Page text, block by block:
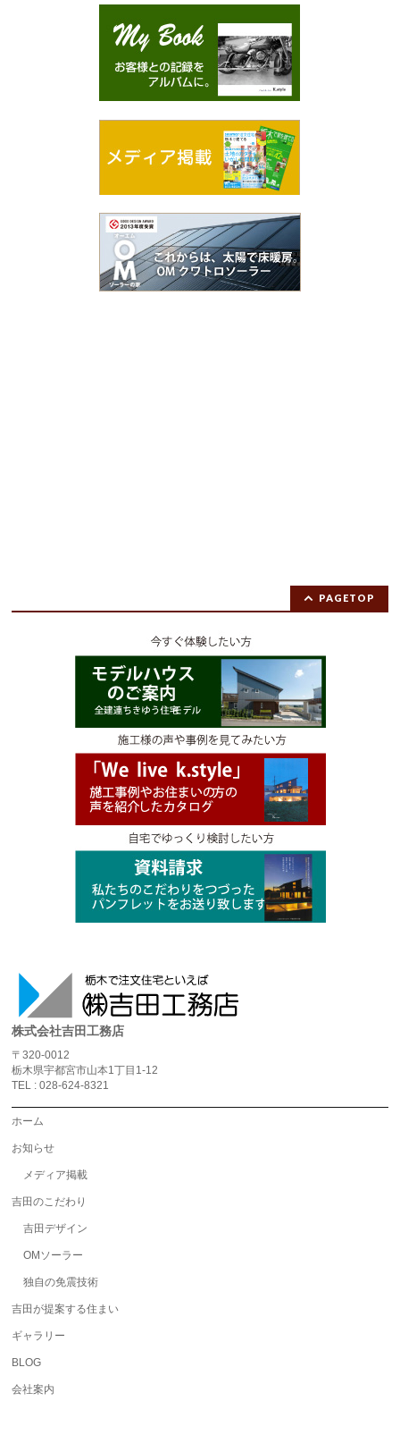
PAGETOP
株式会社吉田工務店
〒320-0012
栃木県宇都宮市山本1丁目1-12
TEL : 028-624-8321
ホーム
お知らせ
メディア掲載
吉田のこだわり
吉田デザイン
OMソーラー
独自の免震技術
吉田が提案する住まい
ギャラリー
BLOG
会社案内